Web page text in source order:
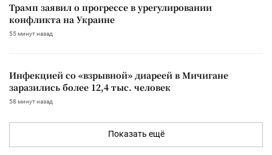
Трамп заявил о прогрессе в урегулировании
конфликта на Украине
55 минут назад
Инфекцией со «взрывной» диареей в Мичигане
заразились более 12,4 тыс. человек
58 минут назад
Показать ещё